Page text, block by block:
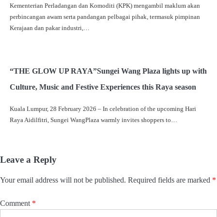
Kementerian Perladangan dan Komoditi (KPK) mengambil maklum akan
perbincangan awam serta pandangan pelbagai pihak, termasuk pimpinan
Kerajaan dan pakar industri,…
“THE GLOW UP RAYA”Sungei Wang Plaza lights up with
Culture, Music and Festive Experiences this Raya season
Kuala Lumpur, 28 February 2026 – In celebration of the upcoming Hari
Raya Aidilfitri, Sungei WangPlaza warmly invites shoppers to…
Leave a Reply
Your email address will not be published. Required fields are marked *
Comment *